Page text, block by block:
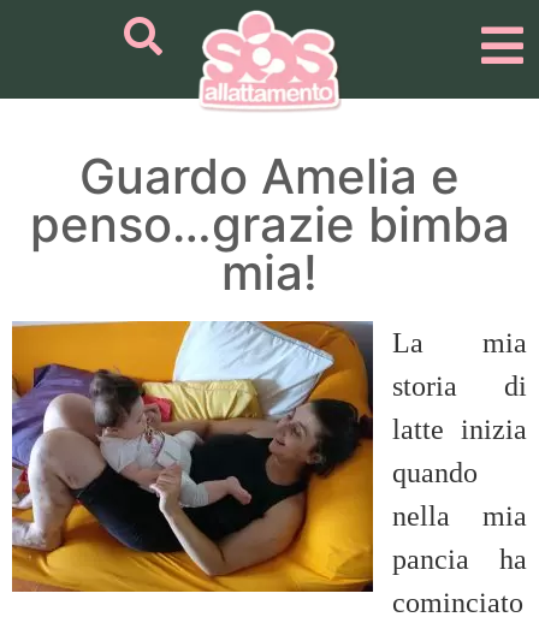
Guardo Amelia e
penso…grazie bimba
mia!
La mia
storia di
latte inizia
quando
nella mia
pancia ha
cominciato